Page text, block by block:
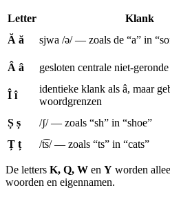
Letter Klank
Ă ă
sjwa /ə/ — zoals de “a” in
Â â
gesloten centrale niet-
Î î
identieke klank als â, maar
woordgrenzen
Ș ș
/ʃ/ — zoals “sh” in “shoe”
Ț ț
/t͡s/ — zoals “ts” in “cats”
De letters K, Q, W en Y worden
woorden en eigennamen.